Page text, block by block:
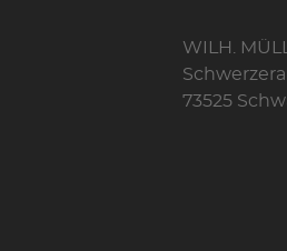
WILH.
73525